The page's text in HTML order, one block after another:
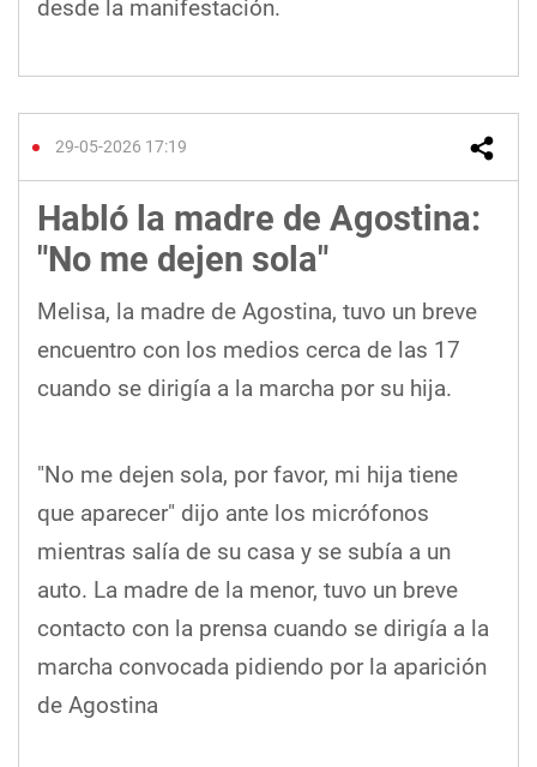
desde la manifestación.
29-05-2026 17:19
Habló la madre de Agostina:
"No me dejen sola"
Melisa, la madre de Agostina, tuvo un breve
encuentro con los medios cerca de las 17
cuando se dirigía a la marcha por su hija.
"No me dejen sola, por favor, mi hija tiene
que aparecer" dijo ante los micrófonos
mientras salía de su casa y se subía a un
auto. La madre de la menor, tuvo un breve
contacto con la prensa cuando se dirigía a la
marcha convocada pidiendo por la aparición
de Agostina